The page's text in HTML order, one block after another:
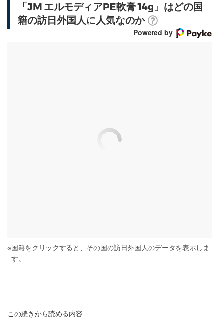
「JM エルモディアPE軟膏 14g」はどの国
籍の訪日外国人に人気なのか
Powered by
※国籍をクリックすると、その国の訪日外国人のデータを表示しま
す。
この続きから読める内容